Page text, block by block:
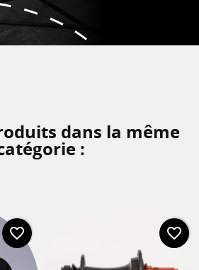
dans la même
:
favorite_border favorite_border